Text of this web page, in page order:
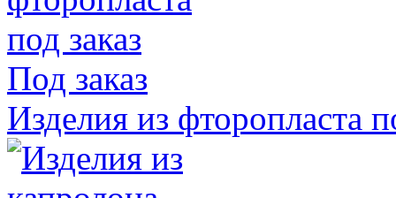
Под заказ
Изделия из фторопласта